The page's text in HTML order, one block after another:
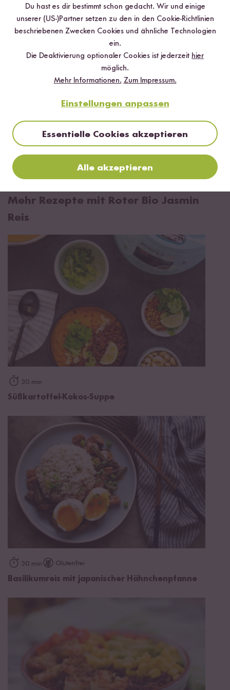
Digitales Rezeptbuch per E-Mail
✔️ Von Sushi über Curry bis hin zu Desserts
✔️ Inklusive Tipps & Tricks für die Zubereitung
*Das Digitale Rezeptbuch wird dir nach vollständiger Anmeldung zum Newsletter
per E-Mail zugeschickt.
Mehr Rezepte mit Roter Bio Jasmin
Reis
30 min
Süßkartoffel-Kokos-Suppe
30 min Glutenfrei
Basilikumreis mit japanischer Hähnchenpfanne
Du hast es dir bestimmt schon gedacht. Wir und einige
unserer (US-)Partner setzen zu den in den Cookie-Richtlinien
beschriebenen Zwecken Cookies und ähnliche Technologien
ein.
Die Deaktivierung optionaler Cookies ist jederzeit hier
möglich.
Mehr Informationen. Zum Impressum.
Einstellungen anpassen
Essentielle Cookies akzeptieren
Alle akzeptieren